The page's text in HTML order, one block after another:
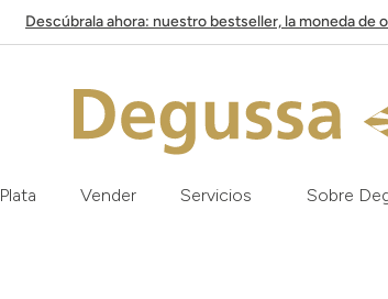
Descúbrala ahora: nuestro bestseller, la moneda de
Plata Vender Servicios Sobre